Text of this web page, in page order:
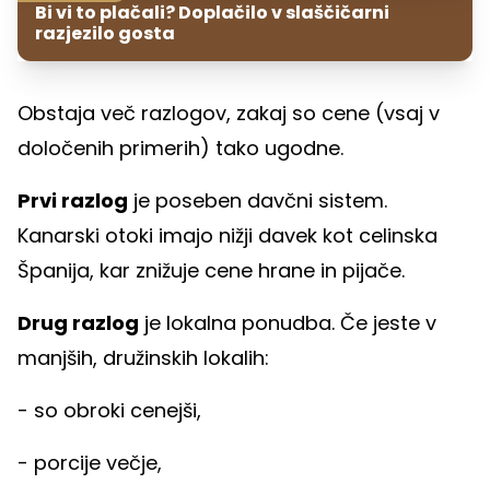
Bi vi to plačali? Doplačilo v slaščičarni
razjezilo gosta
Obstaja več razlogov, zakaj so cene (vsaj v
določenih primerih) tako ugodne.
Prvi razlog je poseben davčni sistem.
Kanarski otoki imajo nižji davek kot celinska
Španija, kar znižuje cene hrane in pijače.
Drug razlog je lokalna ponudba. Če jeste v
manjših, družinskih lokalih:
- so obroki cenejši,
- porcije večje,